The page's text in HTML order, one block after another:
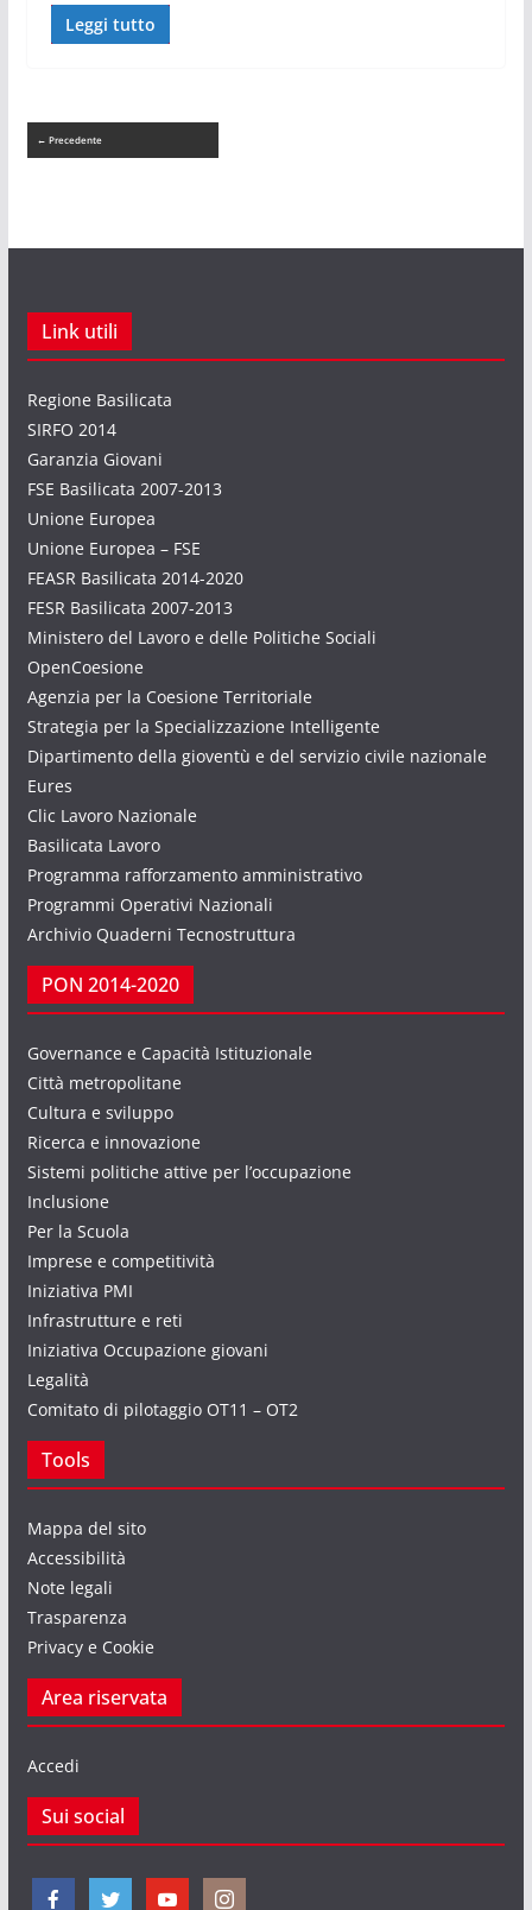
Leggi tutto
← Precedente
Link utili
Regione Basilicata
SIRFO 2014
Garanzia Giovani
FSE Basilicata 2007-2013
Unione Europea
Unione Europea – FSE
FEASR Basilicata 2014-2020
FESR Basilicata 2007-2013
Ministero del Lavoro e delle Politiche Sociali
OpenCoesione
Agenzia per la Coesione Territoriale
Strategia per la Specializzazione Intelligente
Dipartimento della gioventù e del servizio civile nazionale
Eures
Clic Lavoro Nazionale
Basilicata Lavoro
Programma rafforzamento amministrativo
Programmi Operativi Nazionali
Archivio Quaderni Tecnostruttura
PON 2014-2020
Governance e Capacità Istituzionale
Città metropolitane
Cultura e sviluppo
Ricerca e innovazione
Sistemi politiche attive per l’occupazione
Inclusione
Per la Scuola
Imprese e competitività
Iniziativa PMI
Infrastrutture e reti
Iniziativa Occupazione giovani
Legalità
Comitato di pilotaggio OT11 – OT2
Tools
Mappa del sito
Accessibilità
Note legali
Trasparenza
Privacy e Cookie
Area riservata
Accedi
Sui social